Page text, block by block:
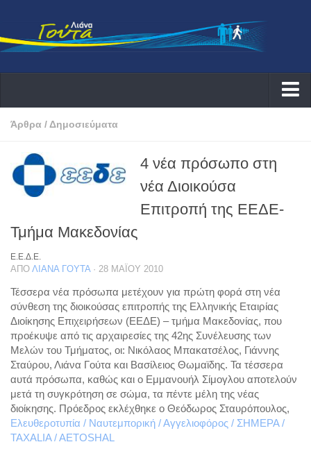
Αρχική
Δράσεις
Εκδηλώσεις
Συνεντεύξεις τηλεοπτικές
Αρθογραφία
Θέματα
Ενέργεια
Περιβάλλον
Παιδεία
Καινοτομία
Πολιτικά σχόλια
Φωτογραφίες
Άρθρα /Δημοσιεύματα
4 νέα πρόσωπο στη
νέα Διοικούσα
Επιτροπή της ΕΕΔΕ-
Τμήμα Μακεδονίας
Ε.Ε.Δ.Ε.
ΑΠΌ ΛΙΆΝΑ ΓΟΎΤΑ· 28 ΜΑΪ́ΟΥ 2010
Τέσσερα νέα πρόσωπα μετέχουν για πρώτη φορά στη νέα
σύνθεση της διοικούσας επιτροπής της Ελληνικής Εταιρίας
Διοίκησης Επιχειρήσεων (ΕΕΔΕ) – τμήμα Μακεδονίας, που
προέκυψε από τις αρχαιρεσίες της 42ης Συνέλευσης των
Μελών του Τμήματος, οι: Νικόλαος Μπακατσέλος, Γιάννης
Σταύρου, Λιάνα Γούτα και Βασίλειος Θωμαϊδης. Τα τέσσερα
αυτά πρόσωπα, καθώς και ο Εμμανουήλ Σίμογλου αποτελούν
μετά τη συγκρότηση σε σώμα, τα πέντε μέλη της νέας
διοίκησης. Πρόεδρος εκλέχθηκε ο Θεόδωρος Σταυρόπουλος,
Ελευθεροτυπία / Ναυτεμπορική / Αγγελιοφόρος / ΣΗΜΕΡΑ/
TAXALIA/ AETOSHAL